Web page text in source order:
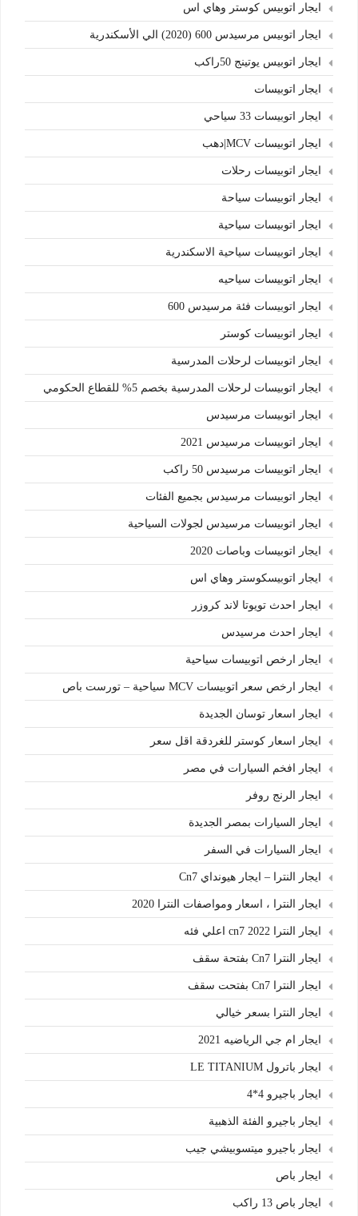
ايجار اتوبيس كوستر وهاي اس
ايجار اتوبيس مرسيدس 600 (2020) الي الأسكندرية
ايجار اتوبيس يوتينج 50راكب
ايجار اتوبيسات
ايجار اتوبيسات 33 سياحي
ايجار اتوبيسات MCV|دهب
ايجار اتوبيسات رحلات
ايجار اتوبيسات سياحة
ايجار اتوبيسات سياحية
ايجار اتوبيسات سياحية الاسكندرية
ايجار اتوبيسات سياحيه
ايجار اتوبيسات فئة مرسيدس 600
ايجار اتوبيسات كوستر
ايجار اتوبيسات لرحلات المدرسية
ايجار اتوبيسات لرحلات المدرسية بخصم 5% للقطاع الحكومي
ايجار اتوبيسات مرسيدس
ايجار اتوبيسات مرسيدس 2021
ايجار اتوبيسات مرسيدس 50 راكب
ايجار اتوبيسات مرسيدس بجميع الفئات
ايجار اتوبيسات مرسيدس لجولات السياحية
ايجار اتوبيسات وباصات 2020
ايجار اتوبيسكوستر وهاي اس
ايجار احدث تويوتا لاند كروزر
ايجار احدث مرسيدس
ايجار ارخص اتوبيسات سياحية
ايجار ارخص سعر اتوبيسات MCV سياحية – تورست باص
ايجار اسعار توسان الجديدة
ايجار اسعار كوستر للغردقة اقل سعر
ايجار افخم السيارات في مصر
ايجار الرنج روفر
ايجار السيارات بمصر الجديدة
ايجار السيارات في السفر
ايجار النترا – ايجار هيونداي Cn7
ايجار النترا ، اسعار ومواصفات النترا 2020
ايجار النترا cn7 2022 اعلي فئه
ايجار النترا Cn7 بفتحة سقف
ايجار النترا Cn7 بفتحت سقف
ايجار النترا بسعر خيالي
ايجار ام جي الرياضيه 2021
ايجار باترول LE TITANIUM
ايجار باجيرو 4*4
ايجار باجيرو الفئة الذهبية
ايجار باجيرو ميتسوبيشي جيب
ايجار باص
ايجار باص 13 راكب